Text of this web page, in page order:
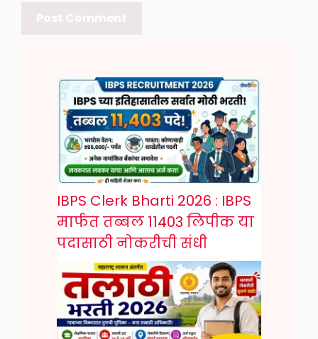
IBPS Clerk Bharti 2026 : IBPS
मार्फत तब्बल 11403 लिपीक या
पदासाठी नोकरीची संधी